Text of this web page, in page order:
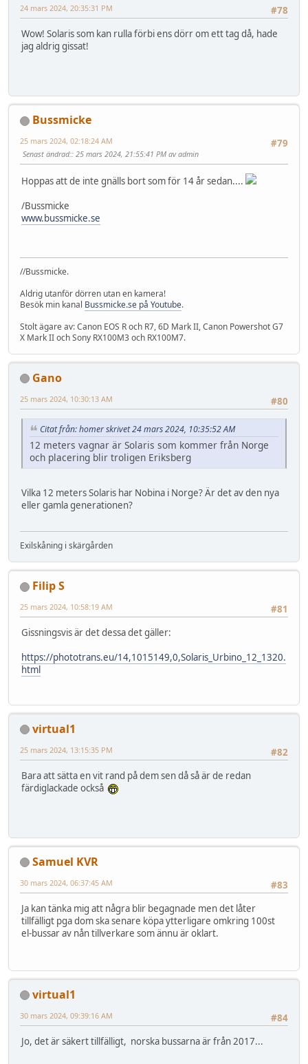
#78
24 mars 2024, 20:35:31 PM
Wow! Solaris som kan rulla förbi ens dörr om ett tag då, hade
jag aldrig gissat!
Bussmicke
#79
25 mars 2024, 02:18:24 AM
Senast ändrad:: 25 mars 2024, 21:55:41 PM av admin
Hoppas att de inte gnälls bort som för 14 år sedan....
/Bussmicke
www.bussmicke.se
//Bussmicke.
Aldrig utanför dörren utan en kamera!
Besök min kanal Bussmicke.se på Youtube.
Stolt ägare av: Canon EOS R och R7, 6D Mark II, Canon Powershot G7
X Mark II och Sony RX100M3 och RX100M7.
Gano
#80
25 mars 2024, 10:30:13 AM
Citat från: homer skrivet 24 mars 2024, 10:35:52 AM
12 meters vagnar är Solaris som kommer från Norge
och placering blir troligen Eriksberg
Vilka 12 meters Solaris har Nobina i Norge? Är det av den nya
eller gamla generationen?
Exilskåning i skärgården
Filip S
#81
25 mars 2024, 10:58:19 AM
Gissningsvis är det dessa det gäller:
https://phototrans.eu/14,1015149,0,Solaris_Urbino_12_1320.
html
virtual1
#82
25 mars 2024, 13:15:35 PM
Bara att sätta en vit rand på dem sen då så är de redan
färdiglackade också
Samuel KVR
#83
30 mars 2024, 06:37:45 AM
Ja kan tänka mig att några blir begagnade men det låter
tillfälligt pga dom ska senare köpa ytterligare omkring 100st
el-bussar av nån tillverkare som ännu är oklart.
virtual1
#84
30 mars 2024, 09:39:16 AM
Jo, det är säkert tillfälligt, norska bussarna är från 2017...